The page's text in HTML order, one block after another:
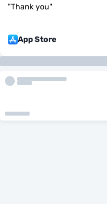
"Thank you"
App Store